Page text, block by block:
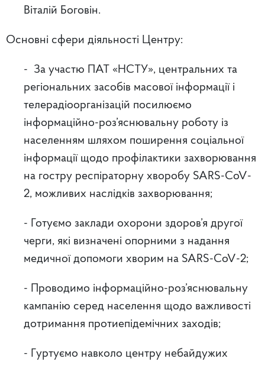
Віталій Боговін.
Основні сфери діяльності Центру:
- За участю ПАТ «НСТУ», центральних та
регіональних засобів масової інформації і
телерадіоорганізацій посилюємо
інформаційно-роз’яснювальну роботу із
населенням шляхом поширення соціальної
інформації щодо профілактики захворювання
на гостру респіраторну хворобу SARS-CoV-
2, можливих наслідків захворювання;
- Готуємо заклади охорони здоров’я другої
черги, які визначені опорними з надання
медичної допомоги хворим на SARS-CoV-2;
- Проводимо інформаційно-роз’яснювальну
кампанію серед населення щодо важливості
дотримання протиепідемічних заходів;
- Гуртуємо навколо центру небайдужих